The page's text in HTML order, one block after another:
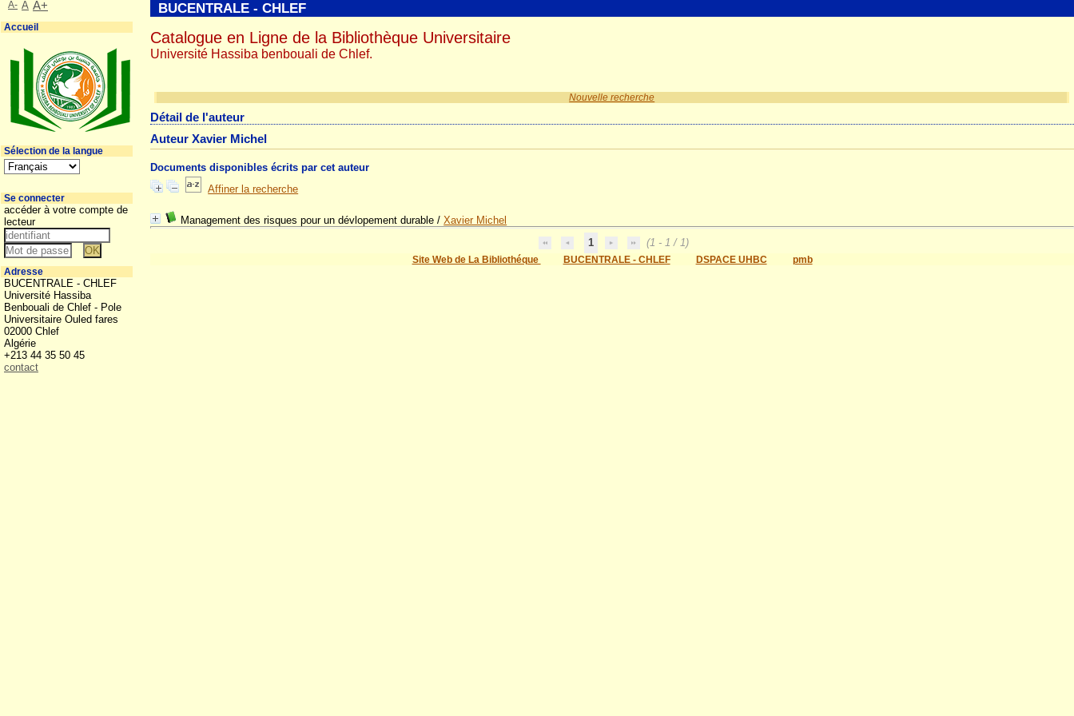
Nouvelle recherche
Détail de l'auteur
Auteur Xavier Michel
Documents disponibles écrits par cet auteur
Affiner la recherche
Management des risques pour un dévlopement durable /Xavier Michel
1
(1 - 1 / 1)
Site Web de La Bibliothéque BUCENTRALE - CHLEF DSPACE UHBC pmb
BUCENTRALE - CHLEF
Catalogue en Ligne de la Bibliothèque Universitaire
Université Hassiba benbouali de Chlef.
A- A A+
Accueil
Sélection de la langue
Se connecter
accéder à votre compte de
lecteur
Adresse
BUCENTRALE - CHLEF
Université Hassiba
Benbouali de Chlef - Pole
Universitaire Ouled fares
02000 Chlef
Algérie
+213 44 35 50 45
contact